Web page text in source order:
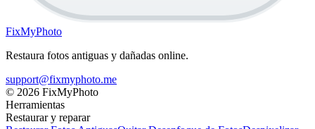
FixMyPhoto
Restaura fotos antiguas y dañadas online.
support@fixmyphoto.me
© 2026 FixMyPhoto
Herramientas
Restaurar y reparar